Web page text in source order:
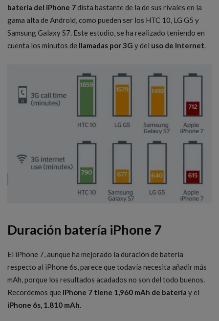
batería del iPhone 7dista bastante de la de sus rivales en la
gama alta de Android, como pueden ser los HTC 10, LG G5 y
Samsung Galaxy S7. Este estudio, se ha realizado teniendo en
cuenta los minutos de llamadas por 3G y del uso de Internet.
Duración batería iPhone 7
El iPhone 7, aunque ha mejorado la duración de batería
respecto al iPhone 6s, parece que todavía necesita añadir más
mAh, porque los resultados acadados no son del todo buenos.
Recordemos que iPhone 7 tiene 1,960 mAh de batería y el
iPhone 6s, 1.810 mAh.